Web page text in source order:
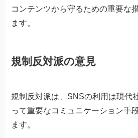
コンテンツから守るための重要な
ます。
規制反対派の意見
規制反対派は、SNSの利用は現代
って重要なコミュニケーション手
ます。